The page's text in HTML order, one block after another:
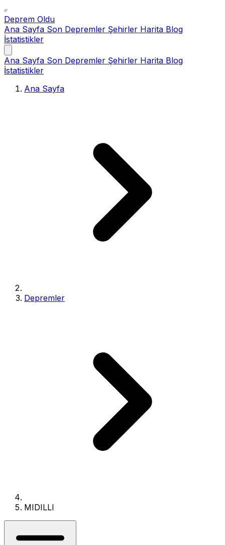
Deprem Oldu
Ana Sayfa Son Depremler Şehirler Harita Blog
İstatistikler
Ana Sayfa Son Depremler Şehirler Harita Blog
İstatistikler
Ana Sayfa
Depremler
MIDILLI